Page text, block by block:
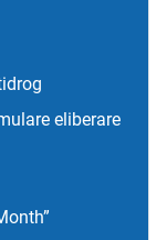
eliberare